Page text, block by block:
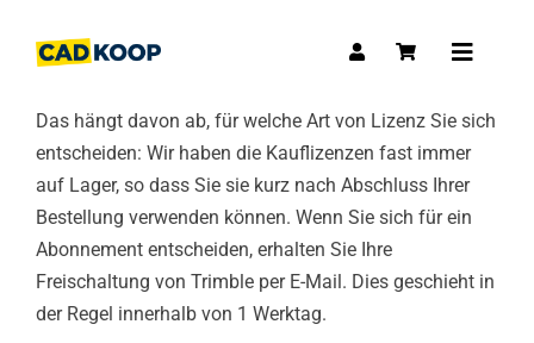
Toggle
Das hängt davon ab, für welche Art von Lizenz Sie sich
entscheiden: Wir haben die Kauflizenzen fast immer
auf Lager, so dass Sie sie kurz nach Abschluss Ihrer
Bestellung verwenden können. Wenn Sie sich für ein
Abonnement entscheiden, erhalten Sie Ihre
Freischaltung von Trimble per E-Mail. Dies geschieht in
der Regel innerhalb von 1 Werktag.